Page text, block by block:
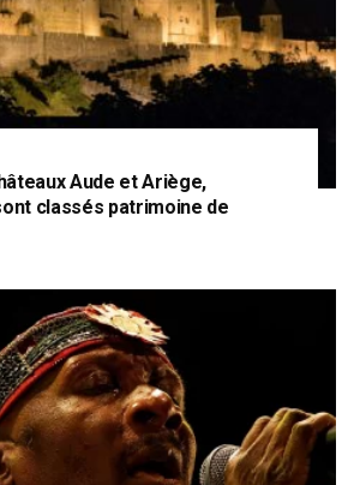
Aude et Ariège,
classés patrimoine de